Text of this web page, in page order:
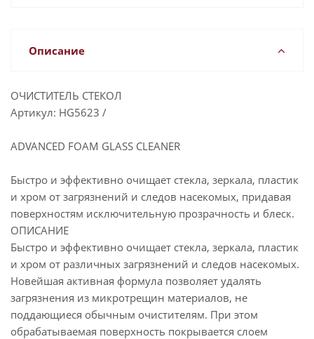
Описание
ОЧИСТИТЕЛЬ СТЕКОЛ
Артикул: HG5623 /
ADVANCED FOAM GLASS CLEANER
Быстро и эффективно очищает стекла, зеркала, пластик
и хром от загрязнений и следов насекомых, придавая
поверхностям исключительную прозрачность и блеск.
ОПИСАНИЕ
Быстро и эффективно очищает стекла, зеркала, пластик
и хром от различных загрязнений и следов насекомых.
Новейшая активная формула позволяет удалять
загрязнения из микротрещин материалов, не
поддающиеся обычным очистителям. При этом
обрабатываемая поверхность покрывается слоем